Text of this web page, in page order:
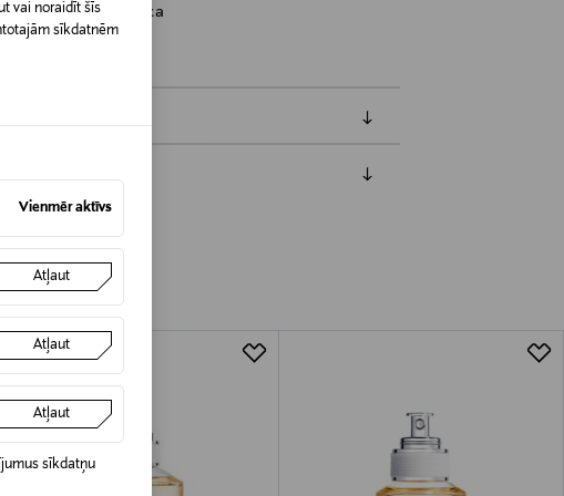
vai noraidīt šīs
sīkdatnēm
Vienmēr aktīvs
Atļaut
Atļaut
Atļaut
sīkdatņu
Margiela, Replica
to nav jāpaziņo iepriekš. Veselības un higiēnas
un dabiskiem līdzekļiem, kas tiek atdoti